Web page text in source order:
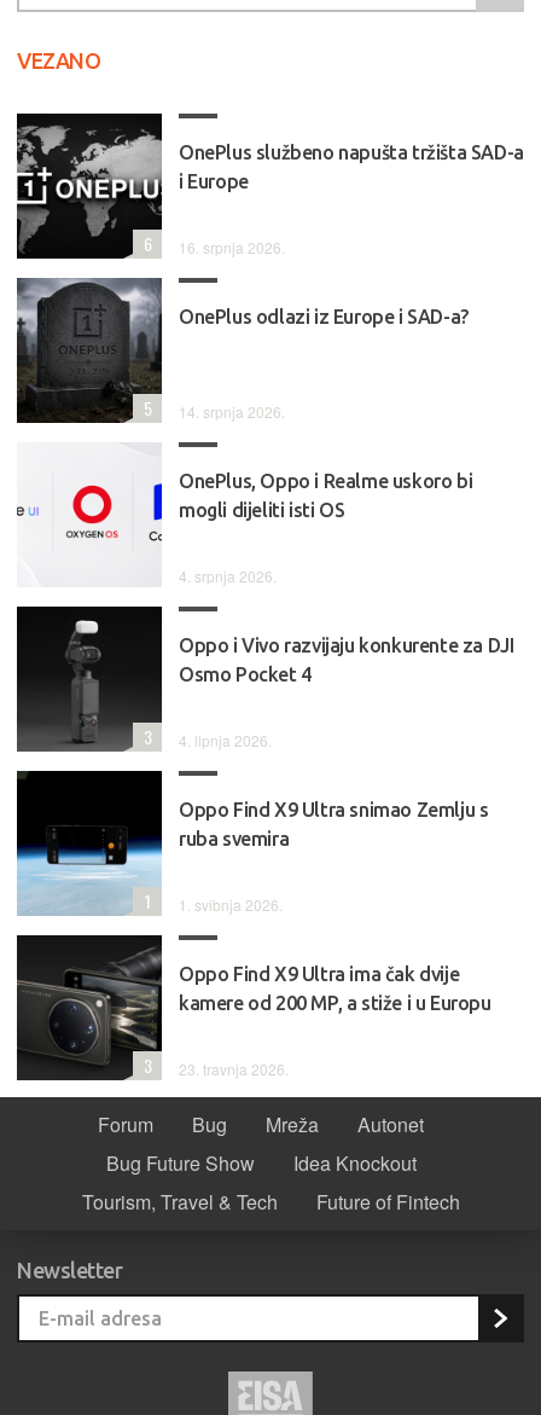
VEZANO
OnePlus službeno napušta tržišta SAD-a
i Europe
16. srpnja 2026.
6
OnePlus odlazi iz Europe i SAD-a?
14. srpnja 2026.
5
OnePlus, Oppo i Realme uskoro bi
mogli dijeliti isti OS
4. srpnja 2026.
Oppo i Vivo razvijaju konkurente za DJI
Osmo Pocket 4
4. lipnja 2026.
3
Oppo Find X9 Ultra snimao Zemlju s
ruba svemira
1. svibnja 2026.
1
Oppo Find X9 Ultra ima čak dvije
kamere od 200 MP, a stiže i u Europu
23. travnja 2026.
3
Forum Bug Mreža
Autonet
Bug Future Show
Idea Knockout
Tourism, Travel & Tech
Future of Fintech
Newsletter